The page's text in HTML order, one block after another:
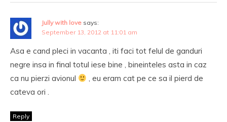
Jully with love says:
September 13, 2012 at 11:01 am
Asa e cand pleci in vacanta , iti faci tot felul de ganduri
negre insa in final totul iese bine , bineinteles asta in caz
ca nu pierzi avionul
, eu eram cat pe ce sa il pierd de
cateva ori .
Reply